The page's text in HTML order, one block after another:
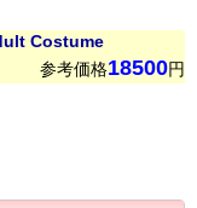
Costume
参考価格18500円